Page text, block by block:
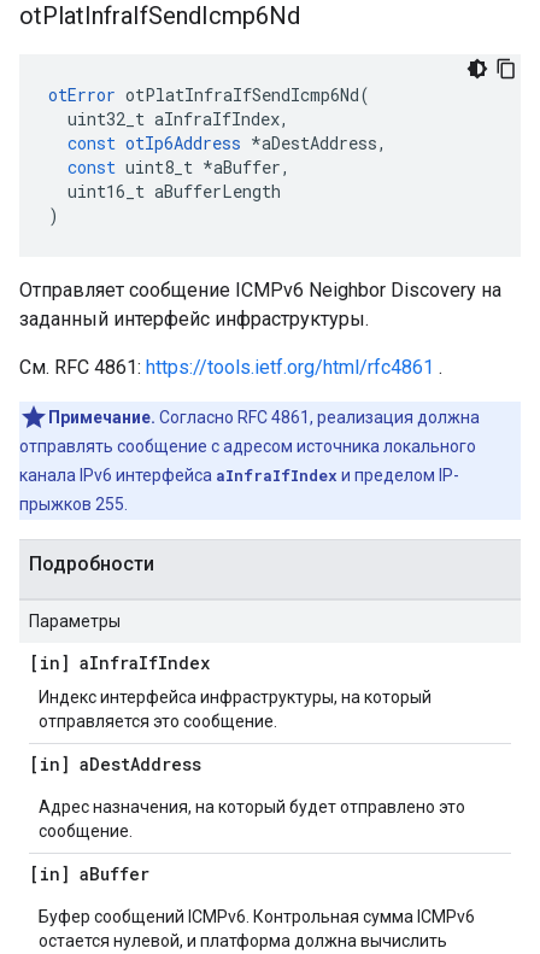
otPlatInfraIfSendIcmp6Nd
otError otPlatInfraIfSendIcmp6Nd(
uint32_t aInfraIfIndex,
const otIp6Address *aDestAddress,
const uint8_t *aBuffer,
uint16_t aBufferLength
)
Отправляет сообщение ICMPv6 Neighbor Discovery на
заданный интерфейс инфраструктуры.
См. RFC 4861: https://tools.ietf.org/html/rfc4861 .
Примечание. Согласно RFC 4861, реализация должна
отправлять сообщение с адресом источника локального
канала IPv6 интерфейса aInfraIfIndex и пределом IP-
прыжков 255.
Подробности
Параметры
[in] aInfraIfIndex
Индекс интерфейса инфраструктуры, на который
отправляется это сообщение.
[in] aDestAddress
Адрес назначения, на который будет отправлено это
сообщение.
[in] aBuffer
Буфер сообщений ICMPv6. Контрольная сумма ICMPv6
остается нулевой, и платформа должна вычислить